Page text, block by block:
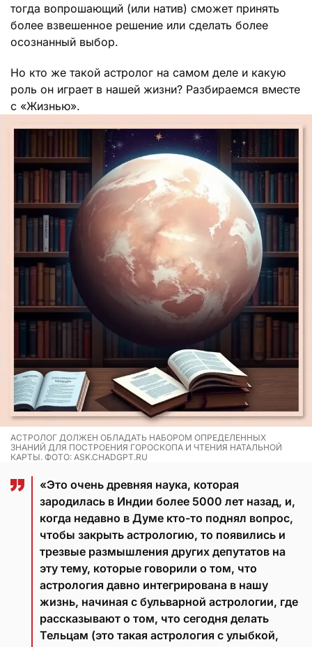
тогда вопрошающий (или натив) сможет принять
более взвешенное решение или сделать более
осознанный выбор.
Но кто же такой астролог на самом деле и какую
роль он играет в нашей жизни? Разбираемся вместе
с «Жизнью».
АСТРОЛОГ ДОЛЖЕН ОБЛАДАТЬ НАБОРОМ ОПРЕДЕЛЕННЫХ
ЗНАНИЙ ДЛЯ ПОСТРОЕНИЯ ГОРОСКОПА И ЧТЕНИЯ НАТАЛЬНОЙ
КАРТЫ. ФОТО: ASK.CHADGPT.RU
«Это очень древняя наука, которая
зародилась в Индии более 5000 лет назад, и,
когда недавно в Думе кто-то поднял вопрос,
чтобы закрыть астрологию, то появились и
трезвые размышления других депутатов на
эту тему, которые говорили о том, что
астрология давно интегрирована в нашу
жизнь, начиная с бульварной астрологии, где
рассказывают о том, что сегодня делать
Тельцам (это такая астрология с улыбкой,